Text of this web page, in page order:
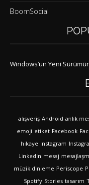
BoomSocial
Windows’un Yeni
alışveriş Android anlık
emoji etiket Facebook
hikaye Instagram
LinkedIn mesaj
müzik dinleme Periscope
Spotify Stories tasarım